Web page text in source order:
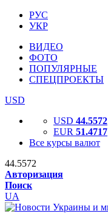
РУС
УКР
ВИДЕО
ФОТО
ПОПУЛЯРНЫЕ
СПЕЦПРОЕКТЫ
USD
USD 44.5572
EUR 51.4717
Все курсы валют
44.5572
Авторизация
Поиск
UA